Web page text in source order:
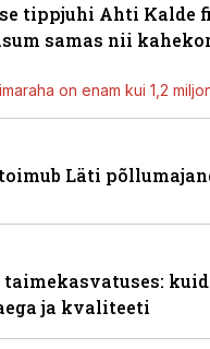
tippjuhi Ahti Kalde
samas nii
on enam kui 1,2
Läti
ja kvaliteeti